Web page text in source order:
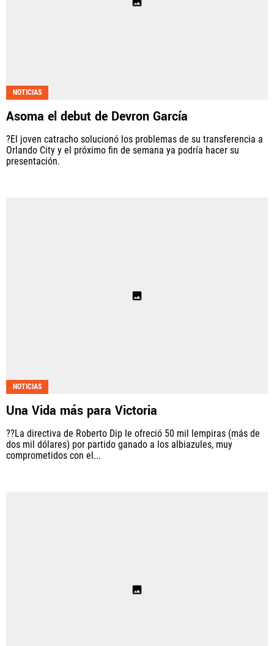
NOTICIAS
Asoma el debut de Devron García
?El joven catracho solucionó los problemas de su transferencia a
Orlando City y el próximo fin de semana ya podría hacer su
presentación.
NOTICIAS
Una Vida más para Victoria
??La directiva de Roberto Dip le ofreció 50 mil lempiras (más de
dos mil dólares) por partido ganado a los albiazules, muy
comprometidos con el...